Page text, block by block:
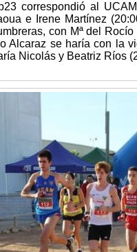
correspondió al
e Irene Martínez
con Mª del
Alcaraz se haría con la
Nicolás y Beatriz Ríos